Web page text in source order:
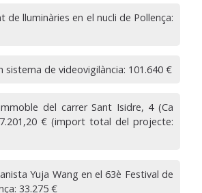
de lluminàries en el nucli de Pollença:
sistema de videovigilància: 101.640 €
del carrer Sant Isidre, 4 (Ca
€ (import total del projecte:
Yuja Wang en el 63è Festival de
33.275 €